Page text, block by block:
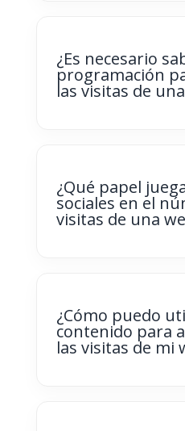
¿Es necesario
programación
las visitas de
¿Qué papel
sociales en el
visitas de una
¿Cómo puedo
contenido para
las visitas de mi